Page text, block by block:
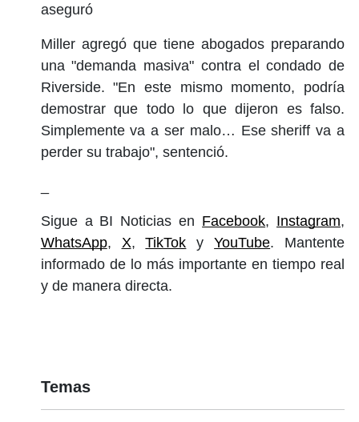
aseguró
Miller agregó que tiene abogados preparando
una "demanda masiva" contra el condado de
Riverside. "En este mismo momento, podría
demostrar que todo lo que dijeron es falso.
Simplemente va a ser malo… Ese sheriff va a
perder su trabajo", sentenció.
Sigue a BI Noticias en Facebook, Instagram,
WhatsApp, X, TikTok y YouTube. Mantente
informado de lo más importante en tiempo real
y de manera directa.
Temas